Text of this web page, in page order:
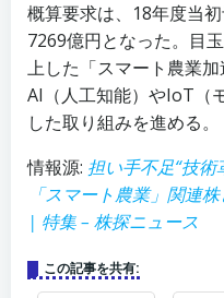
概算要求は、18年度当
7269億円となった。目
上した「スマート農業加
AI（人工知能）やIoT（
した取り組みを進める。
情報源: 担い手不足“技
「スマート農業」関連
| 特集 – 株探ニュース
この記事を共有: